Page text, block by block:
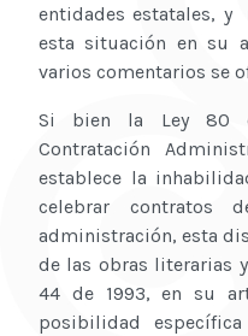
entidades estatales, y
esta situación en su
varios comentarios se
Si bien la Ley 80
Contratación
establece la
celebrar contratos
administración, esta
de las obras literarias
44 de 1993, en su
posibilidad